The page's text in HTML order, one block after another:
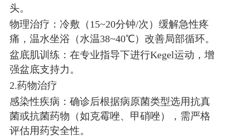
头。
物理治疗：冷敷（15~20分钟/次）缓解急性疼
痛，温水坐浴（水温38~40℃）改善局部循环。
盆底肌训练：在专业指导下进行Kegel运动，增
强盆底支持力。
2.药物治疗
感染性疾病：确诊后根据病原菌类型选用抗真
菌或抗菌药物（如克霉唑、甲硝唑），需严格
评估用药安全性。